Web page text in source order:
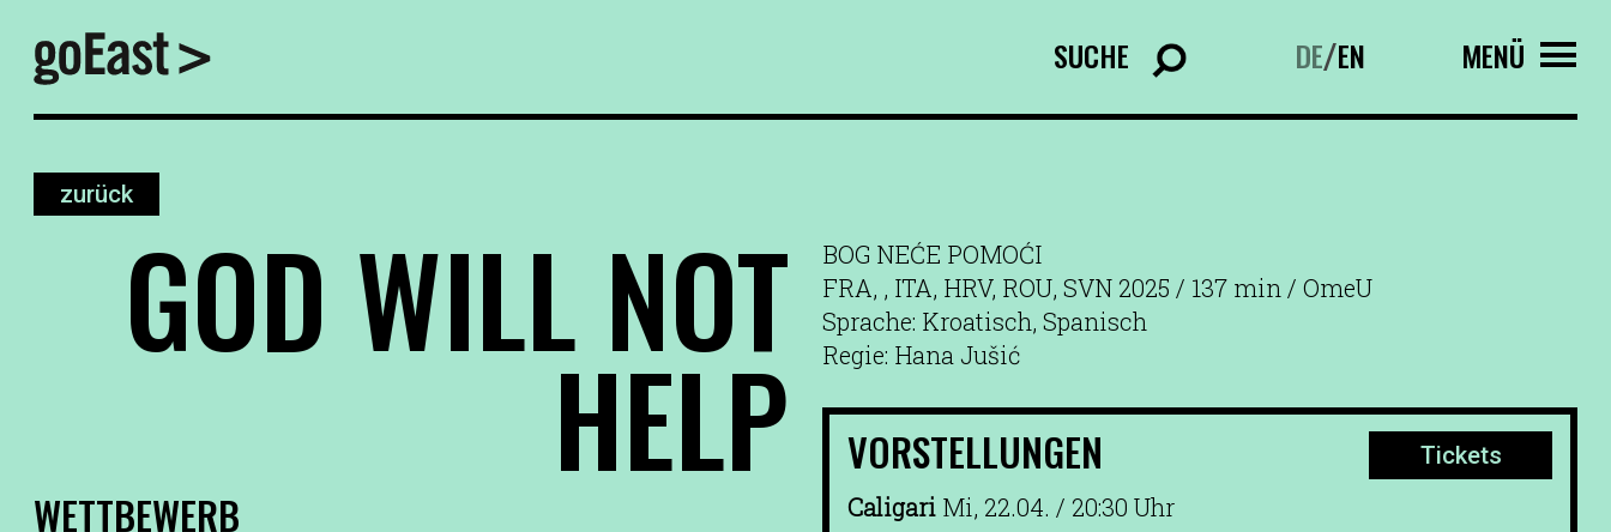
SUCHE DE/EN MENÜ
zurück
GOD WILL NOT
HELP
WETTBEWERB
BOG NEĆE POMOĆI
FRA, , ITA, HRV, ROU, SVN 2025 / 137 min / OmeU
Sprache: Kroatisch, Spanisch
Regie: Hana Jušić
VORSTELLUNGEN
CaligariMi, 22.04. / 20:30 Uhr
Tickets